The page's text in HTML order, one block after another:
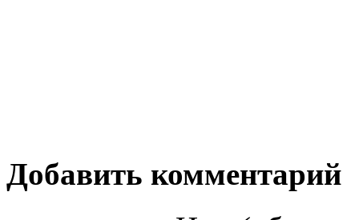
Добавить комментарий